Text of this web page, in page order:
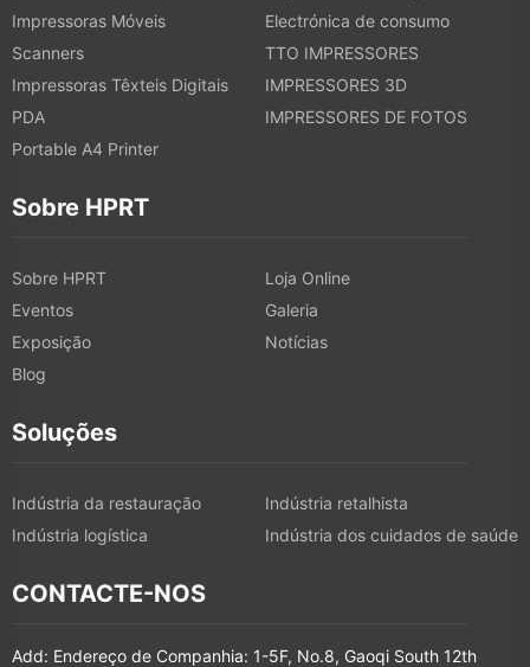
Impressoras Móveis
Electrónica de consumo
Scanners
TTO IMPRESSORES
Impressoras Têxteis Digitais
IMPRESSORES 3D
PDA
IMPRESSORES DE FOTOS
Portable A4 Printer
Sobre HPRT
Sobre HPRT
Loja Online
Eventos
Galeria
Exposição
Notícias
Blog
Soluções
Indústria da restauração
Indústria retalhista
Indústria logística
Indústria dos cuidados de saúde
CONTACTE-NOS
Add: Endereço de Companhia: 1-5F, No.8, Gaoqi South 12th